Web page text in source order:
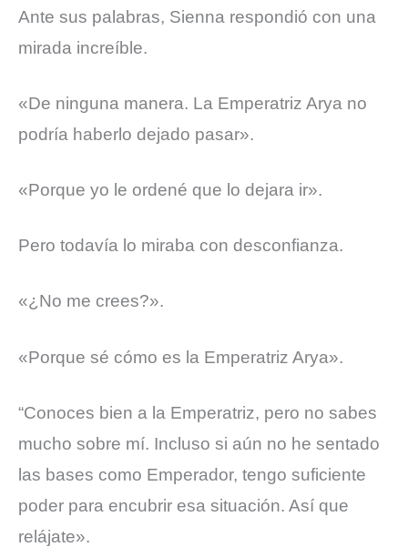
Ante sus palabras, Sienna respondió con una
mirada increíble.
«De ninguna manera. La Emperatriz Arya no
podría haberlo dejado pasar».
«Porque yo le ordené que lo dejara ir».
Pero todavía lo miraba con desconfianza.
«¿No me crees?».
«Porque sé cómo es la Emperatriz Arya».
“Conoces bien a la Emperatriz, pero no sabes
mucho sobre mí. Incluso si aún no he sentado
las bases como Emperador, tengo suficiente
poder para encubrir esa situación. Así que
relájate».